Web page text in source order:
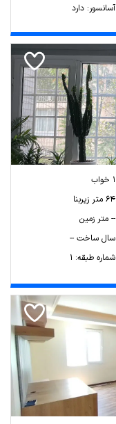
آسانسور: دارد
1 خواب
64 متر زیربنا
-- متر زمین
سال ساخت --
شماره طبقه: 1